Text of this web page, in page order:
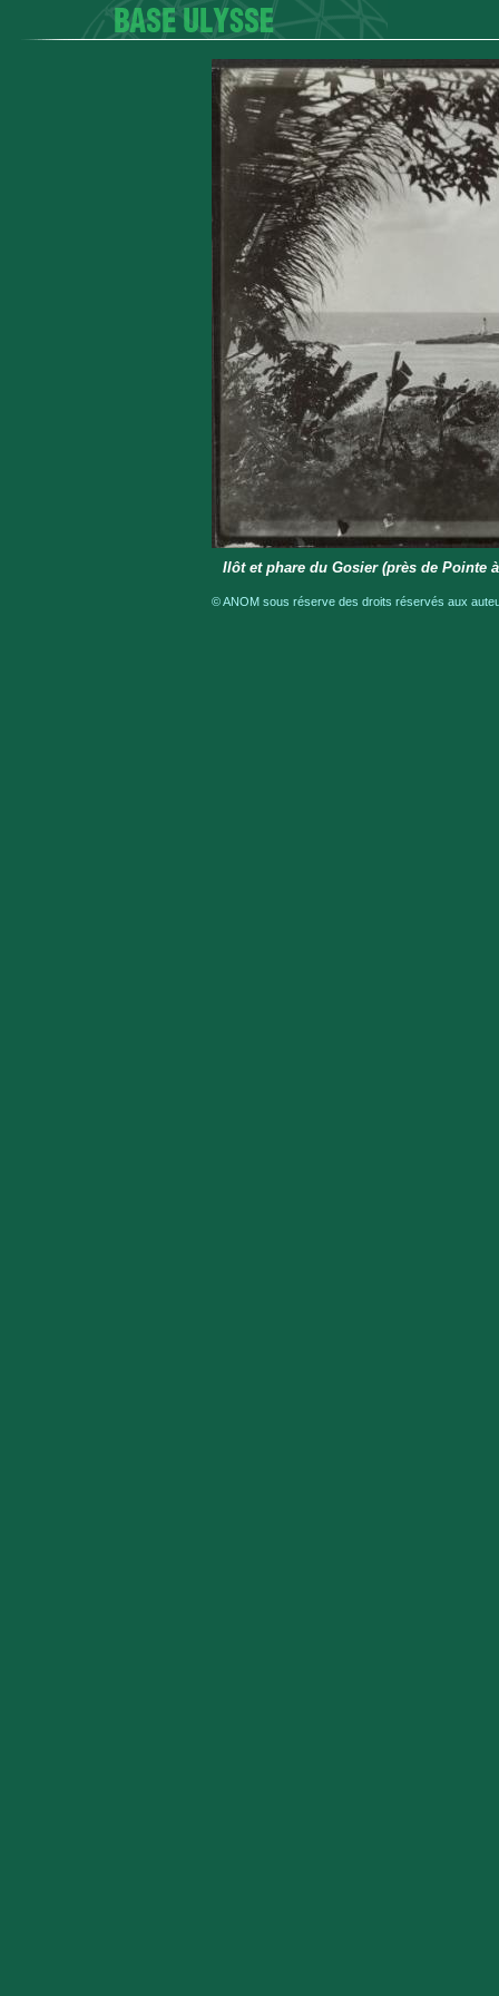
Ilôt et phare du Gosier (près de Pointe
© ANOM sous réserve des droits réservés aux